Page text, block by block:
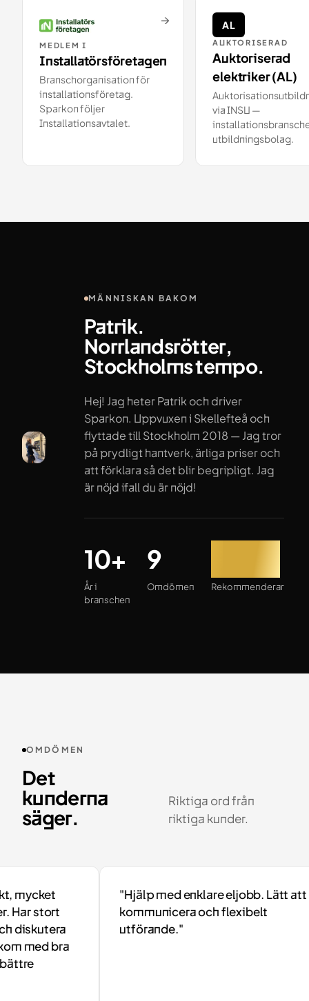
MEDLEM I
Installatörsföretagen
Branschorganisation för
installationsföretag.
Sparkon följer
Installationsavtalet.
→ AL
AUKTORISERAD
Auktoriserad
elektriker (AL)
via INSU —
utbildningsbolag.
MÄNNISKAN BAKOM
Patrik.
Norrlandsrötter,
Stockholms tempo.
Hej! Jag heter Patrik och driver
Sparkon. Uppvuxen i Skellefteå och
flyttade till Stockholm 2018 — Jag tror
på prydligt hantverk, ärliga priser och
att förklara så det blir begripligt. Jag
är nöjd ifall du är nöjd!
År i branschen
10+
År i
branschen
Omdömen
9
Omdömen Rekommenderar
OMDÖMEN
Det
kunderna
säger.
Riktiga ord från
riktiga kunder.
stort
med bra
"Hjälp med enklare eljobb. Lätt att
kommunicera och flexibelt
utförande."